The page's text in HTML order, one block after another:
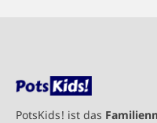
PotsKids! ist das